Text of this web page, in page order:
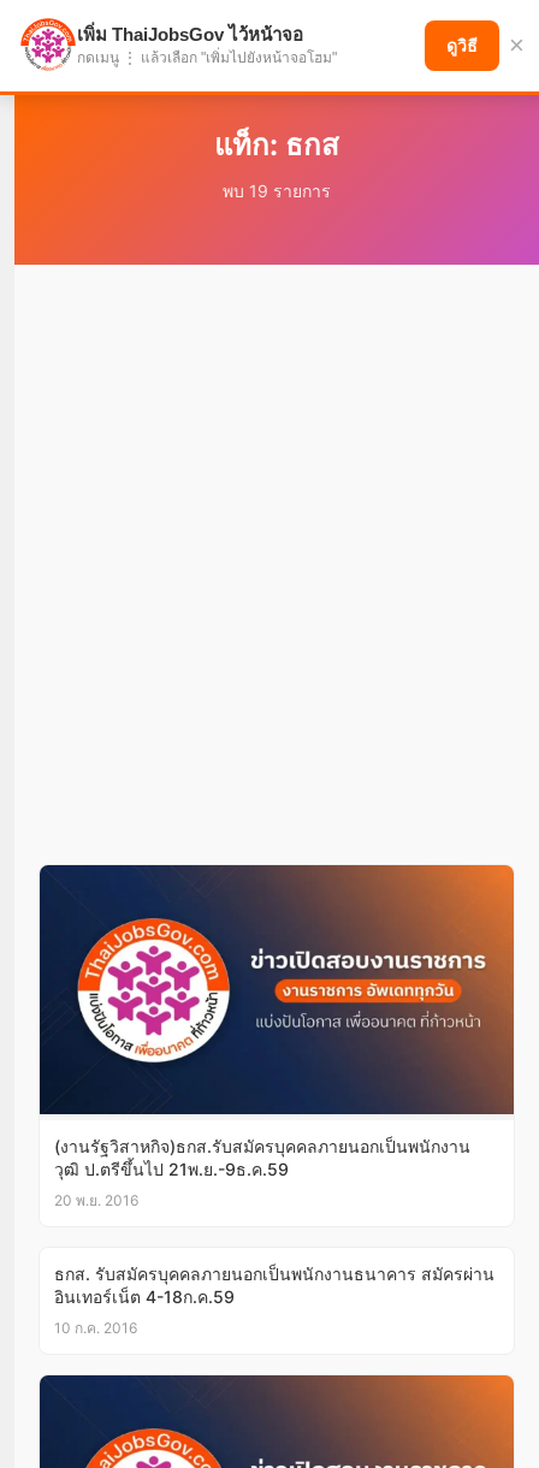
แบ่งปันโอกาส เพื่ออนาคตที่ก้าวหน้า
แท็ก: ธกส
พบ 19 รายการ
(งานรัฐวิสาหกิจ)ธกส.รับสมัครบุคคลภายนอกเป็นพนักงาน
วุฒิ ป.ตรีขึ้นไป 21พ.ย.-9ธ.ค.59
20 พ.ย. 2016
ธกส. รับสมัครบุคคลภายนอกเป็นพนักงานธนาคาร สมัครผ่าน
อินเทอร์เน็ต 4-18ก.ค.59
10 ก.ค. 2016
เพิ่ม ThaiJobsGov ไว้หน้าจอ
กดเมนู ⋮ แล้วเลือก "เพิ่มไปยังหน้าจอโฮม"
ดูวิธี ×